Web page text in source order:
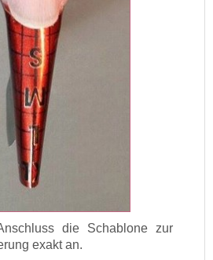
die Schablone zur
exakt an.